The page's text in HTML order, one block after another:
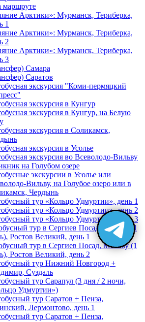
маршруте
Арктики»: Мурманск, Териберка,
1
Арктики»: Мурманск, Териберка,
2
Арктики»: Мурманск, Териберка,
3
Самара
Саратов
экскурсия "Коми-пермяцкий
экскурсия в Кунгур
экскурсия в Кунгур, на Белую
экскурсия в Соликамск,
экскурсия в Усолье
экскурсия во Всеволодо-Вильву
на Голубом озере
экскурсии в Усолье или
Вильву, на Голубое озеро или в
Чердынь
тур «Кольцо Удмуртии», день 1
тур «Кольцо Удмуртии», день 2
тур «Кольцо Удмуртии», день 3
тур в Сергиев Посад, Москву (1
Ростов Великий, день 1
тур в Сергиев Посад, Москву (1
Ростов Великий, день 2
тур Нижний Новгород +
Суздаль
тур Сарапул (3 дня / 2 ночи,
Удмуртии»)
тур Саратов + Пенза,
Лермонтово, день 1
тур Саратов + Пенза,